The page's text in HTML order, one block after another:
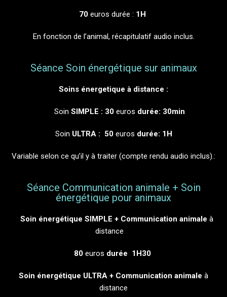
70 euros durée : 1H
En fonction de l’animal, récapitulatif audio inclus.
Séance Soin énergétique sur animaux
Soins énergetique à distance :
Soin SIMPLE : 30 euros durée: 30min
Soin ULTRA : 50 euros durée: 1H
Variable selon ce qu’il y à traiter (compte rendu audio inclus).:
Séance Communication animale + Soin
énergétique pour animaux
Soin énergétique SIMPLE + Communication animale à
distance
80 euros durée 1H30
Soin énergétique ULTRA + Communication animale à
distance